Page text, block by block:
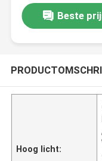
Beste
Hoog licht:
,